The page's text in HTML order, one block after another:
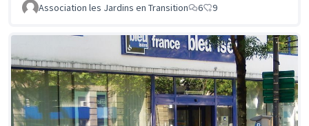
Association les Jardins en Transition
6 9